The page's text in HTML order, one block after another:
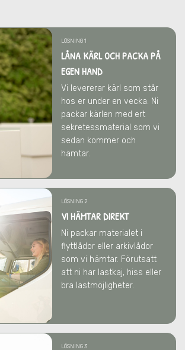
LÖSNING 1
LÅNA KÄRL OCH PACKA PÅ
EGEN HAND
Vi levererar kärl som står
hos er under en vecka. Ni
packar kärlen med ert
sekretessmaterial som vi
sedan kommer och
hämtar.
LÖSNING 2
VI HÄMTAR DIREKT
Ni packar materialet i
flyttlådor eller arkivlådor
som vi hämtar. Förutsatt
att ni har lastkaj, hiss eller
bra lastmöjligheter.
LÖSNING 3